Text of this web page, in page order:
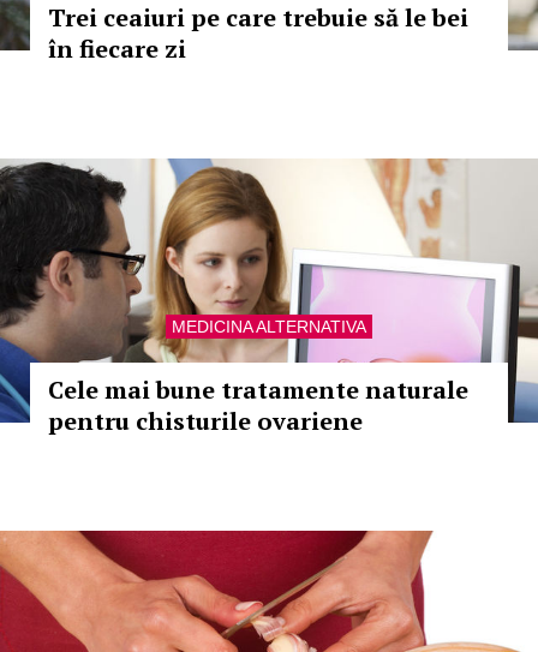
Trei ceaiuri pe care trebuie să le bei
în fiecare zi
MEDICINA ALTERNATIVA
Cele mai bune tratamente naturale
pentru chisturile ovariene